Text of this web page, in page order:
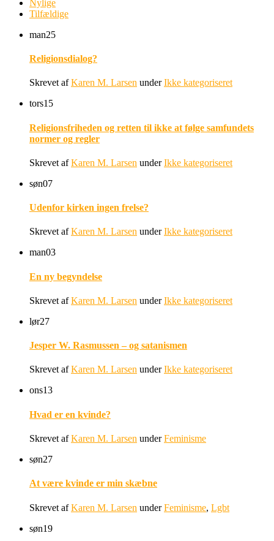
Nylige
Tilfældige
man25
Religionsdialog?
Skrevet afKaren M. Larsen underIkke kategoriseret
tors15
Religionsfriheden og retten til ikke at følge samfundets
normer og regler
Skrevet afKaren M. Larsen underIkke kategoriseret
søn07
Udenfor kirken ingen frelse?
Skrevet afKaren M. Larsen underIkke kategoriseret
man03
En ny begyndelse
Skrevet afKaren M. Larsen underIkke kategoriseret
lør27
Jesper W. Rasmussen – og satanismen
Skrevet afKaren M. Larsen underIkke kategoriseret
ons13
Hvad er en kvinde?
Skrevet afKaren M. Larsen underFeminisme
søn27
At være kvinde er min skæbne
Skrevet afKaren M. Larsen underFeminisme, Lgbt
søn19